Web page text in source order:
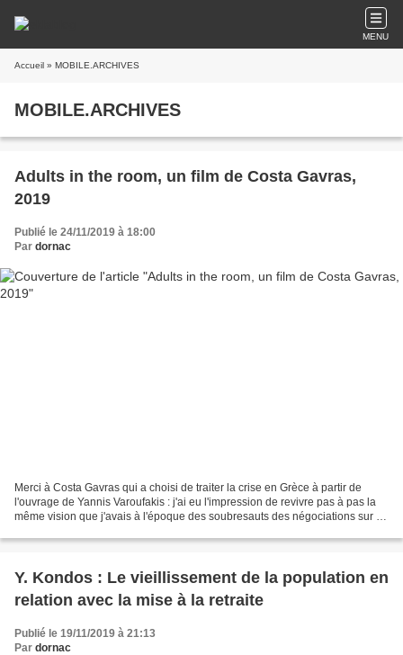
MENU
Accueil » MOBILE.ARCHIVES
MOBILE.ARCHIVES
Adults in the room, un film de Costa Gavras,
2019
Publié le 24/11/2019 à 18:00
Par dornac
Merci à Costa Gavras qui a choisi de traiter la crise en Grèce à partir de
l'ouvrage de Yannis Varoufakis : j'ai eu l'impression de revivre pas à pas la
même vision que j'avais à l'époque des soubresauts des négociations sur la
Y. Kondos : Le vieillissement de la population en
relation avec la mise à la retraite
Publié le 19/11/2019 à 21:13
Par dornac